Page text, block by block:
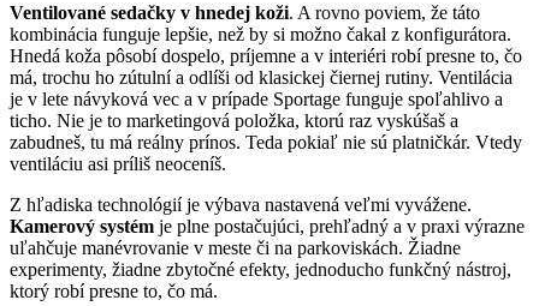
Ventilované sedačky v hnedej koži. A rovno poviem, že táto
kombinácia funguje lepšie, než by si možno čakal z konfigurátora.
Hnedá koža pôsobí dospelo, príjemne a v interiéri robí presne to, čo
má, trochu ho zútulní a odlíši od klasickej čiernej rutiny. Ventilácia
je v lete návyková vec a v prípade Sportage funguje spoľahlivo a
ticho. Nie je to marketingová položka, ktorú raz vyskúšaš a
zabudneš, tu má reálny prínos. Teda pokiaľ nie sú platničkár. Vtedy
ventiláciu asi príliš neoceníš.
Z hľadiska technológií je výbava nastavená veľmi vyvážene.
Kamerový systém je plne postačujúci, prehľadný a v praxi výrazne
uľahčuje manévrovanie v meste či na parkoviskách. Žiadne
experimenty, žiadne zbytočné efekty, jednoducho funkčný nástroj,
ktorý robí presne to, čo má.